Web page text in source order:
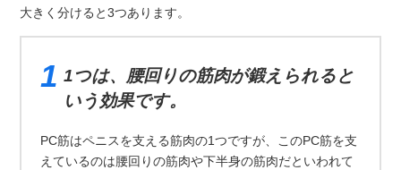
大きく分けると3つあります。
1つは、腰回りの筋肉が鍛えられると
いう効果です。
PC筋はペニスを支える筋肉の1つですが、このPC筋を支
えているのは腰回りの筋肉や下半身の筋肉だといわれて